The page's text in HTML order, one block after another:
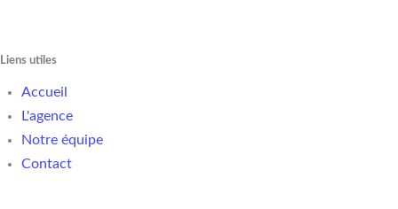
Liens utiles
Accueil
L'agence
Notre équipe
Contact